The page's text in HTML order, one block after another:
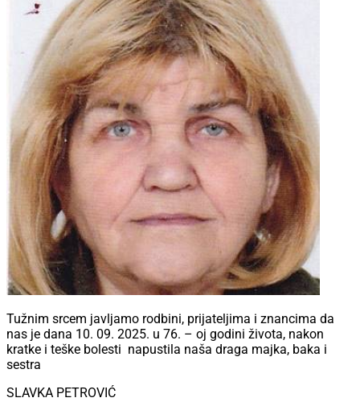
Tužnim srcem javljamo rodbini, prijateljima i znancima da
nas je dana 10. 09. 2025. u 76. – oj godini života, nakon
kratke i teške bolesti napustila naša draga majka, baka i
sestra
SLAVKA PETROVIĆ